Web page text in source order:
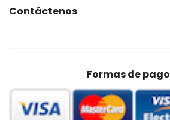
Contáctenos
Formas de pago